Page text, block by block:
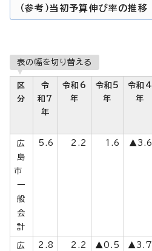
（参考）当初予算伸び率の推移
表の幅を切り替える
区
分
令
和7
年
令和6
年
令和5
年
令和4
年
広
島
市
一
般
会
計
5.6 2.2 1.6 ▲3.6
広
2.8 2.2 ▲0.5 ▲3.7